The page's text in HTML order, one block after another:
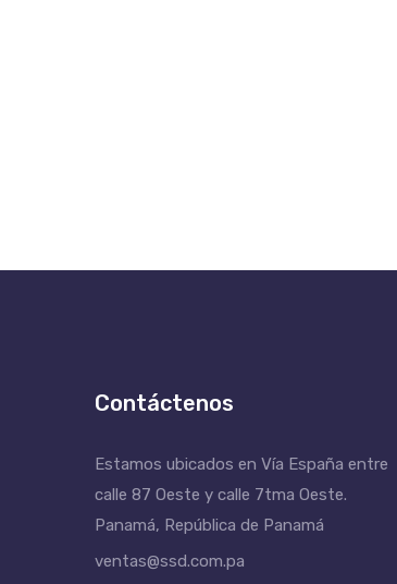
Contáctenos
Estamos ubicados en Vía España entre
calle 87 Oeste y calle 7tma Oeste.
Panamá, República de Panamá
ventas@ssd.com.pa